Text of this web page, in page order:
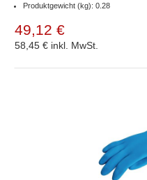
Produktgewicht (kg): 0.28
49,12 €
58,45 € inkl. MwSt.